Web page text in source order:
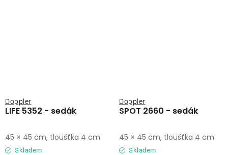
LIFE 5352 - sedák
Doppler
Skladem
45 × 45 cm, tloušťka 4 cm
SPOT 2660 - sedák
Doppler
Skladem
45 × 45 cm, tloušťka 4 cm